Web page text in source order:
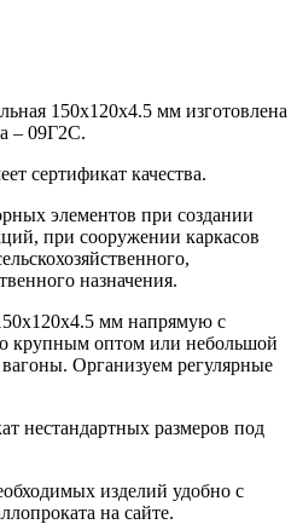
150х120х4.5 мм изготовлена
– 09Г2С.
сертификат качества.
элементов при создании
при сооружении каркасов
назначения.
мм напрямую с
крупным оптом или небольшой
Организуем регулярные
нестандартных размеров под
изделий удобно с
на сайте.